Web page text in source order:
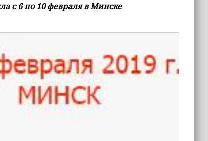
с 6 по 10 февраля в Минске